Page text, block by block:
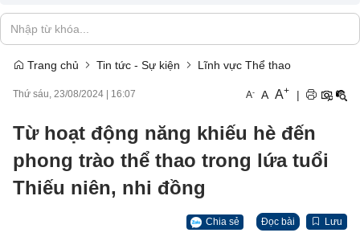
Trang chủ Tin tức - Sự kiện Lĩnh vực Thể thao
Thứ sáu, 23/08/2024 16:07 A- A A+ |
Từ hoạt động năng khiếu hè đến
phong trào thể thao trong lứa tuổi
Thiếu niên, nhi đồng
Chia sẻ Đọc bài Lưu